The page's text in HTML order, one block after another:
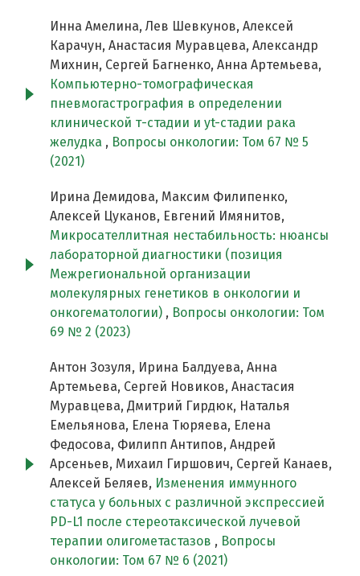
Инна Амелина, Лев Шевкунов, Алексей
Карачун, Анастасия Муравцева, Александр
Михнин, Сергей Багненко, Анна Артемьева,
Компьютерно-томографическая
пневмогастрография в определении
клинической т-стадии и yt-стадии рака
желудка , Вопросы онкологии: Том 67 № 5
(2021)
Ирина Демидова, Максим Филипенко,
Алексей Цуканов, Евгений Имянитов,
Микросателлитная нестабильность: нюансы
лабораторной диагностики (позиция
Межрегиональной организации
молекулярных генетиков в онкологии и
онкогематологии) , Вопросы онкологии: Том
69 № 2 (2023)
Антон Зозуля, Ирина Балдуева, Анна
Артемьева, Сергей Новиков, Анастасия
Муравцева, Дмитрий Гирдюк, Наталья
Емельянова, Елена Тюряева, Елена
Федосова, Филипп Антипов, Андрей
Арсеньев, Михаил Гиршович, Сергей Канаев,
Алексей Беляев, Изменения иммунного
статуса у больных с различной экспрессией
PD-L1 после стереотаксической лучевой
терапии олигометастазов , Вопросы
онкологии: Том 67 № 6 (2021)